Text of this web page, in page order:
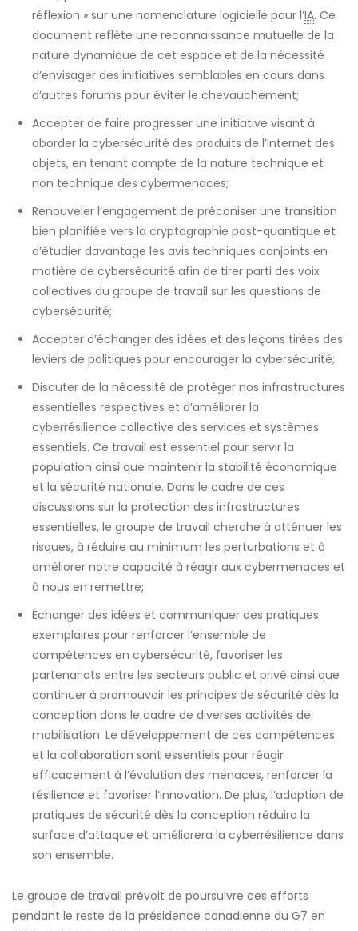
réflexion » sur une nomenclature logicielle pour l’IA. Ce
document reflète une reconnaissance mutuelle de la
nature dynamique de cet espace et de la nécessité
d’envisager des initiatives semblables en cours dans
d’autres forums pour éviter le chevauchement;
Accepter de faire progresser une initiative visant à
aborder la cybersécurité des produits de l’Internet des
objets, en tenant compte de la nature technique et
non technique des cybermenaces;
Renouveler l’engagement de préconiser une transition
bien planifiée vers la cryptographie post-quantique et
d’étudier davantage les avis techniques conjoints en
matière de cybersécurité afin de tirer parti des voix
collectives du groupe de travail sur les questions de
cybersécurité;
Accepter d’échanger des idées et des leçons tirées des
leviers de politiques pour encourager la cybersécurité;
Discuter de la nécessité de protéger nos infrastructures
essentielles respectives et d’améliorer la
cyberrésilience collective des services et systèmes
essentiels. Ce travail est essentiel pour servir la
population ainsi que maintenir la stabilité économique
et la sécurité nationale. Dans le cadre de ces
discussions sur la protection des infrastructures
essentielles, le groupe de travail cherche à atténuer les
risques, à réduire au minimum les perturbations et à
améliorer notre capacité à réagir aux cybermenaces et
à nous en remettre;
Échanger des idées et communiquer des pratiques
exemplaires pour renforcer l’ensemble de
compétences en cybersécurité, favoriser les
partenariats entre les secteurs public et privé ainsi que
continuer à promouvoir les principes de sécurité dès la
conception dans le cadre de diverses activités de
mobilisation. Le développement de ces compétences
et la collaboration sont essentiels pour réagir
efficacement à l’évolution des menaces, renforcer la
résilience et favoriser l’innovation. De plus, l’adoption de
pratiques de sécurité dès la conception réduira la
surface d’attaque et améliorera la cyberrésilience dans
son ensemble.
Le groupe de travail prévoit de poursuivre ces efforts
pendant le reste de la présidence canadienne du G7 en